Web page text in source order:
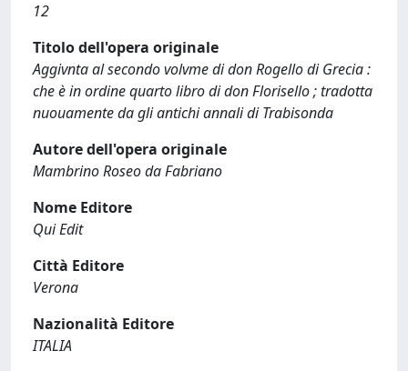
12
Titolo dell'opera originale
Aggivnta al secondo volvme di don Rogello di Grecia :
che è in ordine quarto libro di don Florisello ; tradotta
nuouamente da gli antichi annali di Trabisonda
Autore dell'opera originale
Mambrino Roseo da Fabriano
Nome Editore
Qui Edit
Città Editore
Verona
Nazionalità Editore
ITALIA